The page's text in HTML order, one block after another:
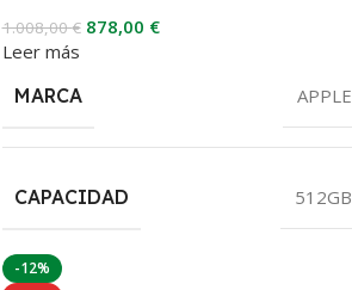
1.008,00€ 878,00 €
Leer más
MARCA
APPLE
CAPACIDAD 512GB
-12%